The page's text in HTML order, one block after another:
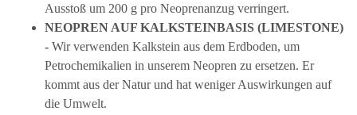
Ausstoß um 200 g pro Neoprenanzug verringert.
NEOPREN AUF KALKSTEINBASIS (LIMESTONE)
- Wir verwenden Kalkstein aus dem Erdboden, um
Petrochemikalien in unserem Neopren zu ersetzen. Er
kommt aus der Natur und hat weniger Auswirkungen auf
die Umwelt.